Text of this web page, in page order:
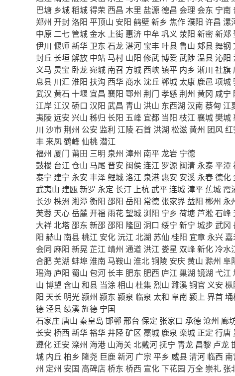
巴塘 乡城稻城得荣 西昌 木里 盐源德昌 会理 会东 宁南
郑州 开封洛阳 平顶山 安阳 鹤壁新乡 焦作濮阳 许昌 漯
中原 二七 管城金水 上街 惠济 中牟巩义 荥阳 新密 新郑
伊川 偃师新华 卫东 石龙湛河 宝丰 叶县鲁山 郏县舞钢
封丘 长垣解放 中站 马村 山阳 修武博爱 武陟 温县沁阳
义马 灵宝 卧龙宛城 南召 方城 西峡镇平 内乡 淅川 社旗
息县 川汇 淮阳 扶沟 西华 商水 沈丘 郸城 太康 鹿邑 项城
武汉 黄石 十堰 宜昌 襄阳 鄂州 荆门 孝感荆州 黄冈 咸宁
江岸 江汉 硚口 汉阳 武昌 青山 洪山 东西湖 汉南 蔡甸 江
夷陵远安 兴山 秭归 长阳 五峰 宜都 当阳 枝江 襄城樊城
川 沙市荆州 公安 监利 江陵石首 洪湖 松滋黄州 团风红
丰 来凤鹤峰 仙桃潜江
福州 厦门 莆田 三明 泉州 漳州 南平龙岩 宁德
鼓楼 台江 仓山 马尾 晋安 闽侯连江 罗源 闽清 永泰平潭
泰宁 建宁 永安 丰泽鲤城洛江 泉港 惠安 安溪 永春德化
武夷山 建瓯新罗 永定 长汀 上杭武平连城 漳平 蕉城 霞
长沙株洲 湘潭衡阳 邵阳 岳阳 常德 张家界 益阳 郴州 永
芙蓉 天心岳麓开福 雨花望城 浏阳 宁乡 荷塘 芦淞石峰
大祥北塔邵东 新邵邵阳 隆回 洞口 绥宁 新宁 城步 武冈
阳 赫山 南县桃江 安化沅江 北湖 苏仙 桂阳 宜章 永兴
会同 麻阳 新晃 芷江 靖州 通道 洪江 娄星 双峰 新化 冷水
合肥 芜湖 蚌埠淮南 马鞍山 淮北铜陵 安庆黄山 滁州 阜
瑶海 庐阳 蜀山 包河 长丰 肥东 肥西 庐江 巢湖 镜湖 弋江
山 博望 含山 和县 当涂相山 杜集 烈山 濉溪铜官 义安 枞
阳 天长 明光颍州 颍东 颍泉 临泉 太和 阜南 颍上 界首
德 泾县绩溪旌德 宁国
石家庄 唐山 秦皇岛 邯郸 邢台 保定 张家口 承德 沧州 廊
长安 桥西 新华裕华 井陉矿区 藁城 鹿泉 栾城 正定 行唐
遵化迁安 滦州 海港 山海关 北戴河抚宁 青龙 昌黎 卢龙
城 内丘 柏乡 隆尧 巨鹿新河 广宗 平乡 威县清河 临西
州 定州 安国 高碑店 桥东 桥西 宣化下花园 万全 崇礼 张